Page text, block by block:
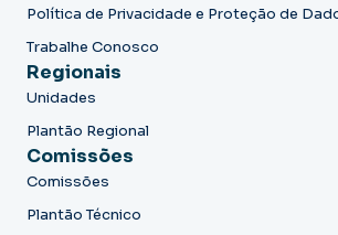
Política de Privacidade e Proteção de
Trabalhe Conosco
Regionais
Unidades
Plantão Regional
Comissões
Comissões
Plantão Técnico